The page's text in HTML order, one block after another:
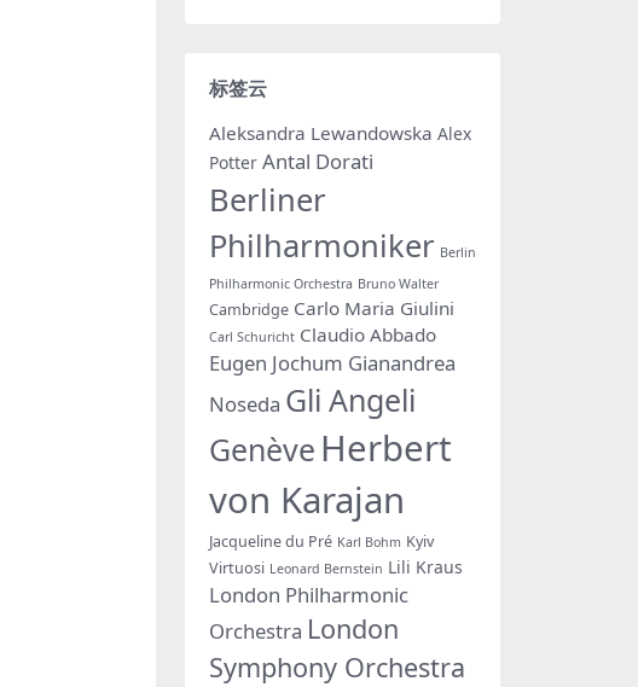
标签云
Aleksandra Lewandowska Alex
Potter Antal Dorati
Berliner
Philharmoniker Berlin
Philharmonic Orchestra Bruno Walter
Cambridge Carlo Maria Giulini
Carl Schuricht Claudio Abbado
Eugen Jochum Gianandrea
Noseda Gli Angeli
Genève Herbert
von Karajan
Jacqueline du Pré Karl Bohm Kyiv
Virtuosi Leonard Bernstein Lili Kraus
London Philharmonic
Orchestra London
Symphony Orchestra